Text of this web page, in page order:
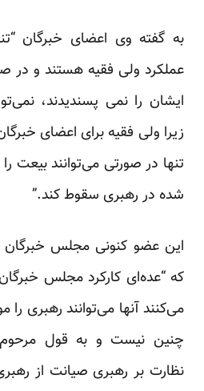
به گفته وی اعضای خبرگان
عملکرد ولی فقیه هستند و در
ایشان را نمی پسندیدند،
زیرا ولی فقیه برای اعضای
تنها در صورتی می‌توانند بیعت
شده در رهبری سقوط کند.”
این عضو کنونی مجلس خبرگان
که “عده‌ای کارکرد مجلس
می‌کنند آنها می‌توانند رهبری
چنین نیست و به قول مرحوم
نظارت بر رهبری صیانت از